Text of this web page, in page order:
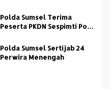
Polda Sumsel Terima
Peserta PKDN Sespimti Polri
Polda Sumsel Sertijab 24
Perwira Menengah